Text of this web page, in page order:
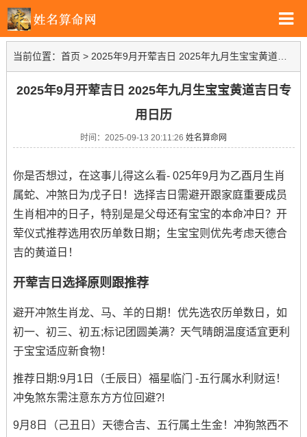
当前位置： 首页 > 2025年9月开荤吉日 2025年九月生宝宝黄道吉日专用日历
2025年9月开荤吉日 2025年九月生宝宝黄道吉日专
用日历
时间：2025-09-13 20:11:26 姓名算命网
你是否想过，在这事儿得这么看- 025年9月为乙酉月生肖
属蛇、冲煞日为戊子日！选择吉日需避开跟家庭重要成员
生肖相冲的日子，特别是是父母还有宝宝的本命冲日？开
荤仪式推荐选用农历单数日期；生宝宝则优先考虑天德合
吉的黄道日！
开荤吉日选择原则跟推荐
避开冲煞生肖龙、马、羊的日期！优先选农历单数日，如
初一、初三、初五;标记团圆美满？天气晴朗温度适宜更利
于宝宝适应新食物！
推荐日期:9月1日（壬辰日）福星临门 -五行属水利财运！
冲兔煞东需注意东方方位回避?!
9月8日（己丑日）天德合吉、五行属土生金！冲狗煞西不